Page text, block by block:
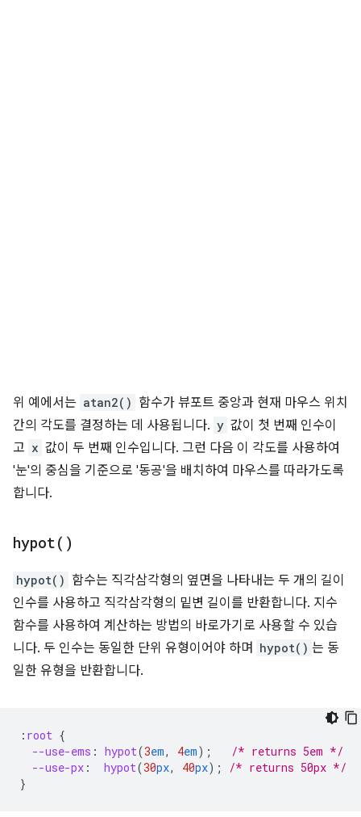
위 예에서는 atan2() 함수가 뷰포트 중앙과 현재 마우스 위치
간의 각도를 결정하는 데 사용됩니다. y 값이 첫 번째 인수이
고 x 값이 두 번째 인수입니다. 그런 다음 이 각도를 사용하여
'눈'의 중심을 기준으로 '동공'을 배치하여 마우스를 따라가도록
합니다.
hypot( )
hypot() 함수는 직각삼각형의 옆면을 나타내는 두 개의 길이
인수를 사용하고 직각삼각형의 밑변 길이를 반환합니다. 지수
함수를 사용하여 계산하는 방법의 바로가기로 사용할 수 있습
니다. 두 인수는 동일한 단위 유형이어야 하며
hypot() 는 동
일한 유형을 반환합니다.
: root {
--use-ems : hypot(3em, 4em);
/* returns 5em */
--use-px : hypot(30px, 40px);
/* returns 50px */
}